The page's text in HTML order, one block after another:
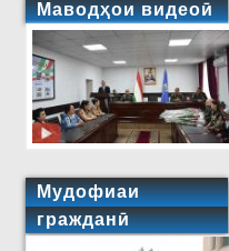
Маводҳои видеоӣ
Мудофиаи
гражданӣ